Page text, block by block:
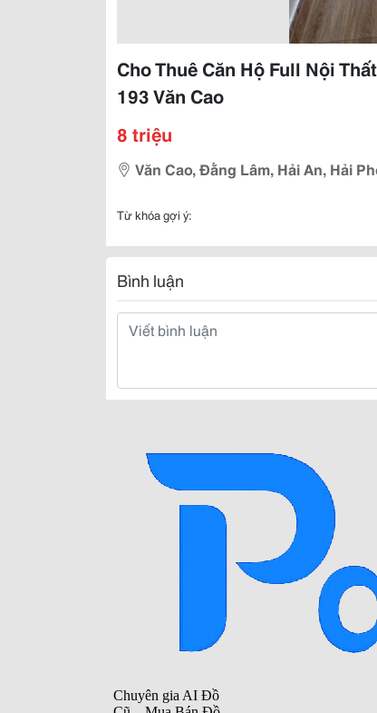
Cho Thuê Căn Hộ Full Nội
193 Văn Cao
8 triệu
Văn Cao, Đằng Lâm, Hải An, Hải
Từ khóa gợi ý:
Bình luận